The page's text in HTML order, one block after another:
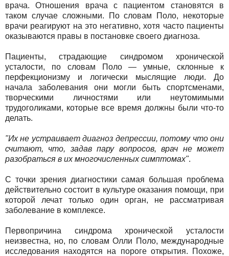
врача. Отношения врача с пациентом становятся в
таком случае сложными. По словам Поло, некоторые
врачи реагируют на это негативно, хотя часто пациенты
оказываются правы в постановке своего диагноза.
Пациенты, страдающие синдромом хронической
усталости, по словам Поло — умные, склонные к
перфекционизму и логически мыслящие люди. До
начала заболевания они могли быть спортсменами,
творческими личностями или неутомимыми
трудоголиками, которые все время должны были что-то
делать.
"Их не устраивает диагноз депрессии, потому что они
считают, что, задав пару вопросов, врач не может
разобраться в их многочисленных симптомах".
С точки зрения диагностики самая большая проблема
действительно состоит в культуре оказания помощи, при
которой лечат только один орган, не рассматривая
заболевание в комплексе.
Первопричина синдрома хронической усталости
неизвестна, но, по словам Олли Поло, международные
исследования находятся на пороге открытия. Похоже,